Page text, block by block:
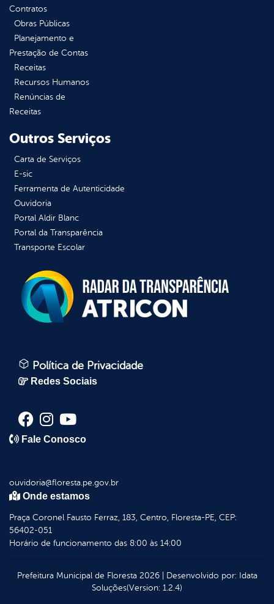
Contratos
Obras Públicas
Planejamento e
Prestação de Contas
Receitas
Recursos Humanos
Renúncias de
Receitas
Outros Serviços
Carta de Serviços
E-sic
Ferramenta de Autenticidade
Ouvidoria
Portal Aldir Blanc
Portal da Transparência
Transporte Escolar
Política de Privacidade
Redes Sociais
Fale Conosco
ouvidoria@floresta.pe.gov.br
Onde estamos
Praça Coronel Fausto Ferraz, 183, Centro, Floresta-PE, CEP:
56402-051
Horário de funcionamento das 8:00 às 14:00
Prefeitura Municipal de Floresta2026| Desenvolvido por: Idata
Soluções(Version: 1.2.4)